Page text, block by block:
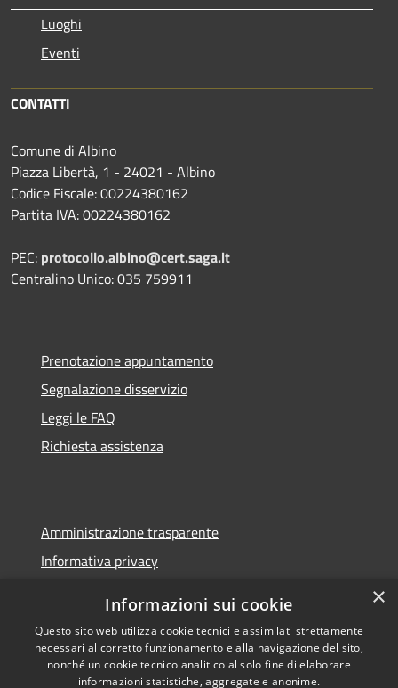
Luoghi
Eventi
CONTATTI
Comune di Albino
Piazza Libertà, 1 - 24021 - Albino
Codice Fiscale: 00224380162
Partita IVA: 00224380162
PEC: protocollo.albino@cert.saga.it
Centralino Unico: 035 759911
Prenotazione appuntamento
Segnalazione disservizio
Leggi le FAQ
Richiesta assistenza
Amministrazione trasparente
Informativa privacy
Dichiarazione di accessibilità
×
Informazioni sui cookie
Questo sito web utilizza cookie tecnici e assimilati strettamente
necessari al corretto funzionamento e alla navigazione del sito,
nonché un cookie tecnico analitico al solo fine di elaborare
informazioni statistiche, aggregate e anonime.